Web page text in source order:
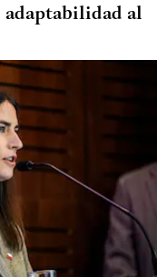
adaptabilidad al